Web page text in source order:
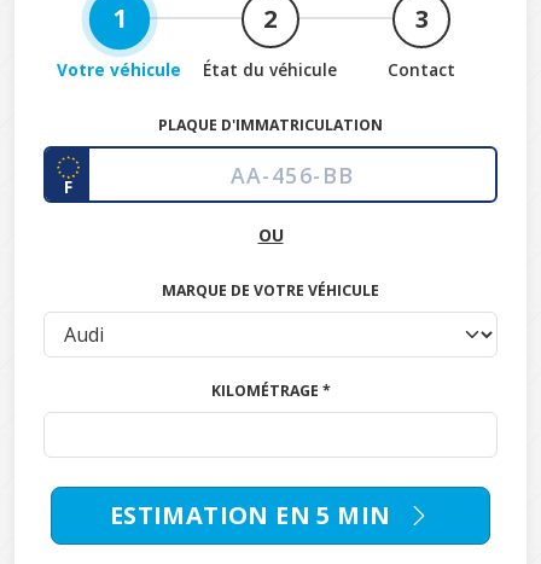
1
Votre véhicule
2
État du véhicule
3
Contact
PLAQUE D'IMMATRICULATION
F
OU
MARQUE DE VOTRE VÉHICULE
KILOMÉTRAGE *
ESTIMATION EN 5 MIN